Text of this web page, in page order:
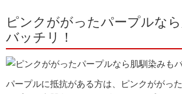
ピンクががったパープルな
バッチリ！
パープルに抵抗がある方は、ピンクががっ